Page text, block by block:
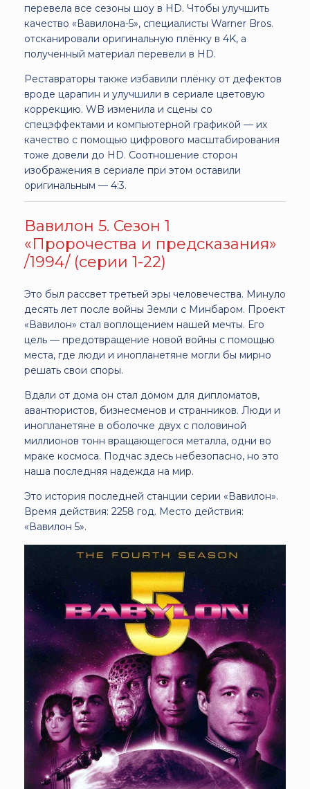
перевела все сезоны шоу в HD. Чтобы улучшить
качество «Вавилона-5», специалисты Warner Bros.
отсканировали оригинальную плёнку в 4K, а
полученный материал перевели в HD.
Реставраторы также избавили плёнку от дефектов
вроде царапин и улучшили в сериале цветовую
коррекцию. WB изменила и сцены со
спецэффектами и компьютерной графикой — их
качество с помощью цифрового масштабирования
тоже довели до HD. Соотношение сторон
изображения в сериале при этом оставили
оригинальным — 4:3.
Вавилон 5. Сезон 1
«Пророчества и предсказания»
/1994/ (серии 1-22)
Это был рассвет третьей эры человечества. Минуло
десять лет после войны Земли с Минбаром. Проект
«Вавилон» стал воплощением нашей мечты. Его
цель — предотвращение новой войны с помощью
места, где люди и инопланетяне могли бы мирно
решать свои споры.
Вдали от дома он стал домом для дипломатов,
авантюристов, бизнесменов и странников. Люди и
инопланетяне в оболочке двух с половиной
миллионов тонн вращающегося металла, одни во
мраке космоса. Подчас здесь небезопасно, но это
наша последняя надежда на мир.
Это история последней станции серии «Вавилон».
Время действия: 2258 год. Место действия:
«Вавилон 5».